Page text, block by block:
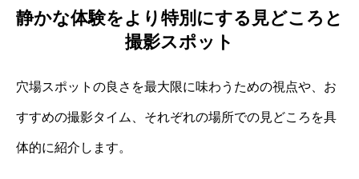
静かな体験をより特別にする見どころと
撮影スポット
穴場スポットの良さを最大限に味わうための視点や、お
すすめの撮影タイム、それぞれの場所での見どころを具
体的に紹介します。